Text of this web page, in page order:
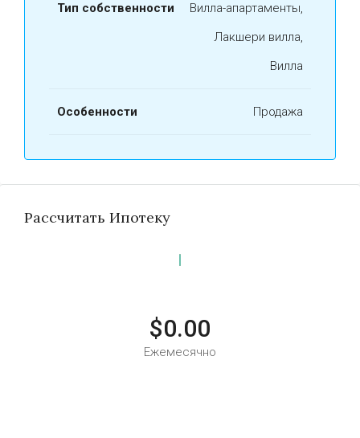
Тип собственности
Вилла-апартаменты,
Лакшери вилла,
Вилла
Особенности Продажа
Рассчитать Ипотеку
$0.00
Ежемесячно